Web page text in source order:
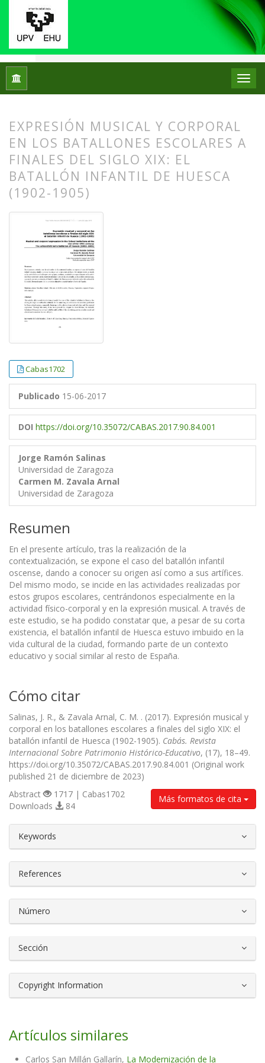
Inicio
EXPRESIÓN MUSICAL Y CORPORAL
EN LOS BATALLONES ESCOLARES A
FINALES DEL SIGLO XIX: EL
BATALLÓN INFANTIL DE HUESCA
(1902-1905)
Cabas1702
Publicado 15-06-2017
DOI https://doi.org/10.35072/CABAS.2017.90.84.001
Jorge Ramón Salinas
Universidad de Zaragoza
Carmen M. Zavala Arnal
Universidad de Zaragoza
Resumen
En el presente artículo, tras la realización de la
contextualización, se expone el caso del batallón infantil
oscense, dando a conocer su origen así como a sus artífices.
Del mismo modo, se incide en las actividades realizadas por
estos grupos escolares, centrándonos especialmente en la
actividad físico-corporal y en la expresión musical. A través de
este estudio, se ha podido constatar que, a pesar de su corta
existencia, el batallón infantil de Huesca estuvo imbuido en la
vida cultural de la ciudad, formando parte de un contexto
educativo y social similar al resto de España.
Cómo citar
Salinas, J. R., & Zavala Arnal, C. M. . (2017). Expresión musical y
corporal en los batallones escolares a finales del siglo XIX: el
batallón infantil de Huesca (1902-1905). Cabás. Revista
Internacional Sobre Patrimonio Histórico-Educativo, (17), 18–49.
https://doi.org/10.35072/CABAS.2017.90.84.001 (Original work
published 21 de diciembre de 2023)
Más formatos de cita
Abstract
1717 | Cabas1702
Downloads
84
Keywords
References
Número
Sección
Copyright Information
Artículos similares
Carlos San Millán Gallarín, La Modernización de la